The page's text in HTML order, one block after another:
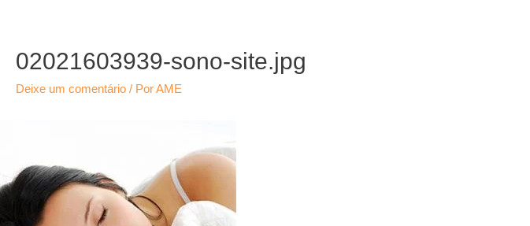
02021603939-sono-site.jpg
Deixe um comentário / PorAME